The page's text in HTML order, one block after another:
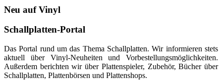
Neu auf Vinyl
Schallplatten-Portal
Das Portal rund um das Thema Schallplatten. Wir informieren stets
aktuell über Vinyl-Neuheiten und Vorbestellungsmöglichkeiten.
Außerdem berichten wir über Plattenspieler, Zubehör, Bücher über
Schallplatten, Plattenbörsen und Plattenshops.